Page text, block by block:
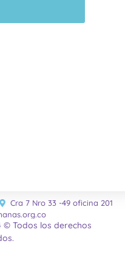
Cra 7 Nro 33 -49 oficina 201
© Todos los derechos